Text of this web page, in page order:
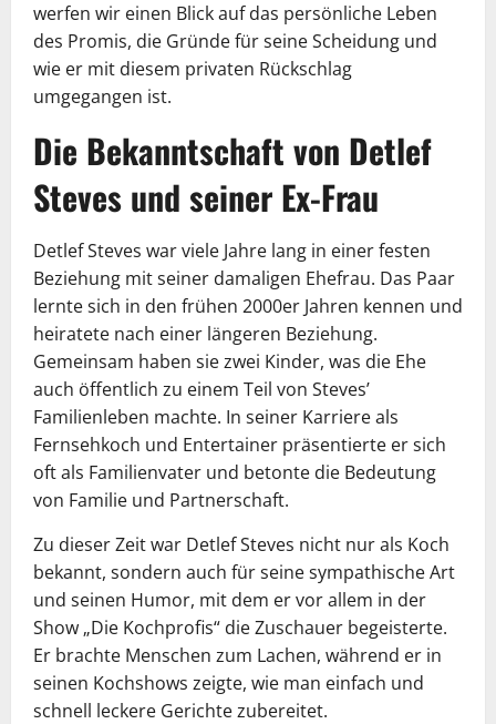
werfen wir einen Blick auf das persönliche Leben
des Promis, die Gründe für seine Scheidung und
wie er mit diesem privaten Rückschlag
umgegangen ist.
Die Bekanntschaft von Detlef
Steves und seiner Ex-Frau
Detlef Steves war viele Jahre lang in einer festen
Beziehung mit seiner damaligen Ehefrau. Das Paar
lernte sich in den frühen 2000er Jahren kennen und
heiratete nach einer längeren Beziehung.
Gemeinsam haben sie zwei Kinder, was die Ehe
auch öffentlich zu einem Teil von Steves’
Familienleben machte. In seiner Karriere als
Fernsehkoch und Entertainer präsentierte er sich
oft als Familienvater und betonte die Bedeutung
von Familie und Partnerschaft.
Zu dieser Zeit war Detlef Steves nicht nur als Koch
bekannt, sondern auch für seine sympathische Art
und seinen Humor, mit dem er vor allem in der
Show „Die Kochprofis“ die Zuschauer begeisterte.
Er brachte Menschen zum Lachen, während er in
seinen Kochshows zeigte, wie man einfach und
schnell leckere Gerichte zubereitet.